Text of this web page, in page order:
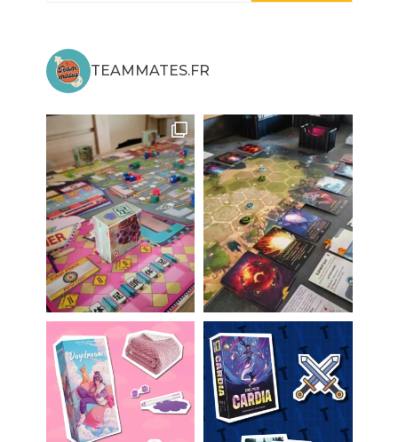
TEAMMATES.FR